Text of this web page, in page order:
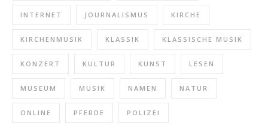
INTERNET JOURNALISMUS KIRCHE
KIRCHENMUSIK KLASSIK KLASSISCHE MUSIK
KONZERT KULTUR KUNST LESEN
MUSEUM MUSIK NAMEN NATUR
ONLINE PFERDE POLIZEI